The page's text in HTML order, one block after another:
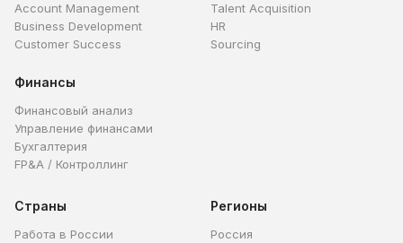
Account Management
Business Development
Customer Success
Talent Acquisition
HR
Sourcing
Финансы
Финансовый анализ
Управление финансами
Бухгалтерия
FP&A / Контроллинг
Страны
Работа в России
Регионы
Россия